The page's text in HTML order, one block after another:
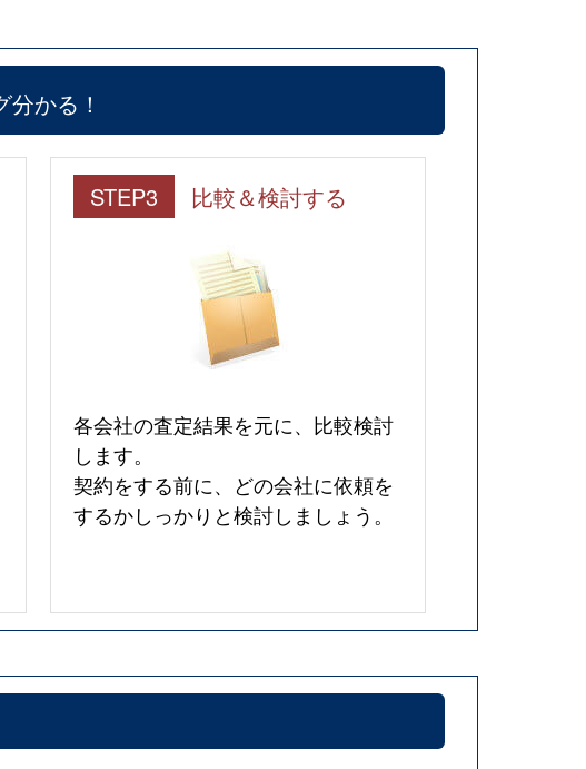
かる！
STEP3 比較＆検討する
各会社の査定結果を元に、比較検討
します。
契約をする前に、どの会社に依頼を
するかしっかりと検討しましょう。